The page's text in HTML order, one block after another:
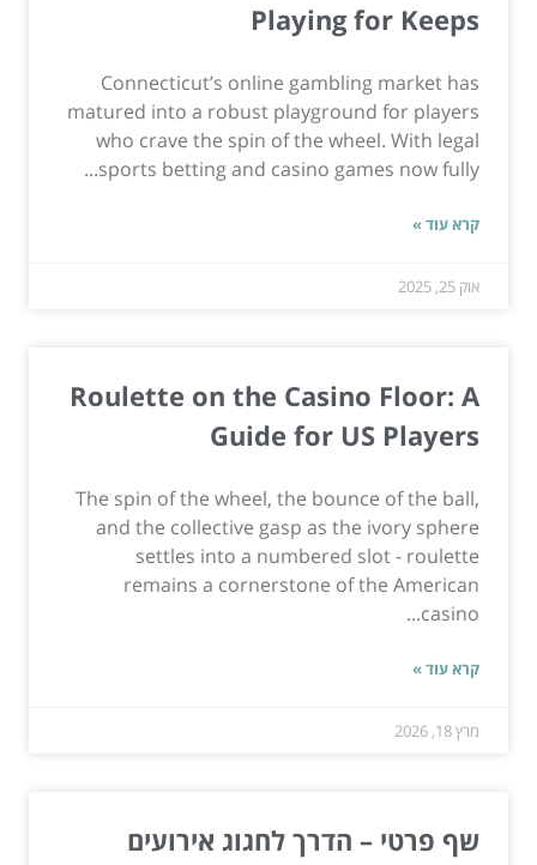
Playing for Keeps
Connecticut’s online gambling market has
matured into a robust playground for players
who crave the spin of the wheel. With legal
sports betting and casino games now fully...
קרא עוד »
אוק 25, 2025
Roulette on the Casino Floor: A
Guide for US Players
The spin of the wheel, the bounce of the ball,
and the collective gasp as the ivory sphere
settles into a numbered slot - roulette
remains a cornerstone of the American
casino...
קרא עוד »
מרץ 18, 2026
שף פרטי – הדרך לחגוג אירועים